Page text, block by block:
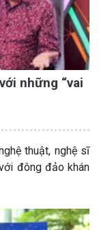
những “vai
thuật, nghệ sĩ
đông đảo khán